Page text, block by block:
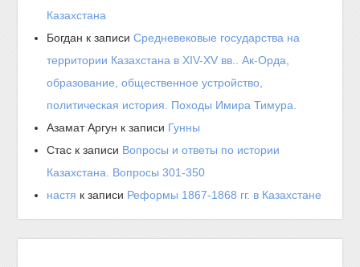
Казахстана
Богдан к записиСредневековые государства на
территории Казахстана в XIV-XV вв.. Ак-Орда,
образование, общественное устройство,
политическая история. Походы Имира Тимура.
Азамат Аргун к записи Гунны
Стас к записи Вопросы и ответы по истории
Казахстана. Вопросы 301-350
настя к записи Реформы 1867-1868 гг. в Казахстане